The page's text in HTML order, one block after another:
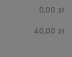
0,00 zł
40,00 zł